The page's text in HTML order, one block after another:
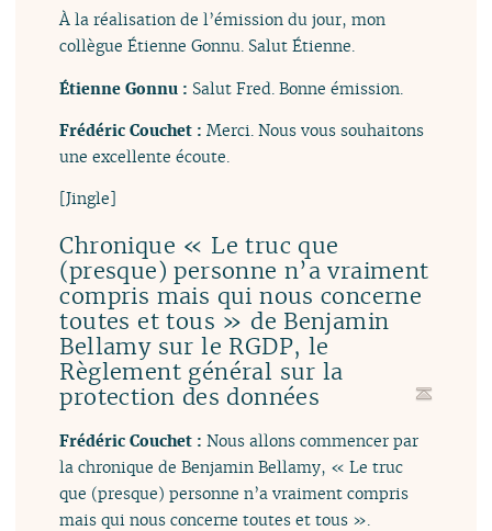
À la réalisation de l’émission du jour, mon
collègue Étienne Gonnu. Salut Étienne.
Étienne Gonnu : Salut Fred. Bonne émission.
Frédéric Couchet :Merci. Nous vous souhaitons
une excellente écoute.
[Jingle]
Chronique « Le truc que
(presque) personne n’a vraiment
compris mais qui nous concerne
toutes et tous » de Benjamin
Bellamy sur le RGDP, le
Règlement général sur la
protection des données
Frédéric Couchet :Nous allons commencer par
la chronique de Benjamin Bellamy, « Le truc
que (presque) personne n’a vraiment compris
mais qui nous concerne toutes et tous ».